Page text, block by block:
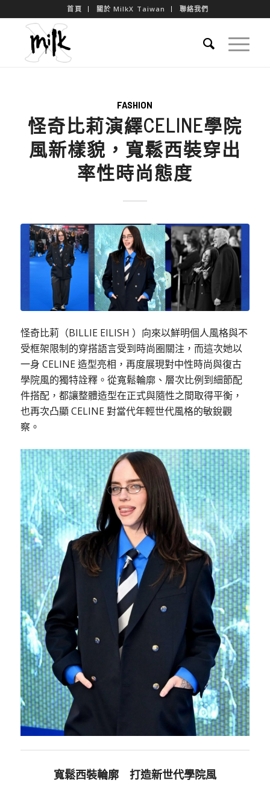
首頁 關於 MilkX Taiwan 聯絡我們
FASHION
怪奇比莉演繹CELINE學院
風新樣貌，寬鬆西裝穿出
率性時尚態度
怪奇比莉（BILLIE EILISH ）向來以鮮明個人風格與不
受框架限制的穿搭語言受到時尚圈關注，而這次她以
一身 CELINE 造型亮相，再度展現對中性時尚與復古
學院風的獨特詮釋。從寬鬆輪廓、層次比例到細節配
件搭配，都讓整體造型在正式與隨性之間取得平衡，
也再次凸顯 CELINE 對當代年輕世代風格的敏銳觀
察。
寬鬆西裝輪廓 打造新世代學院風